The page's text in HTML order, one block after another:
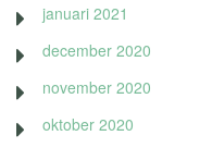
januari 2021
december 2020
november 2020
oktober 2020